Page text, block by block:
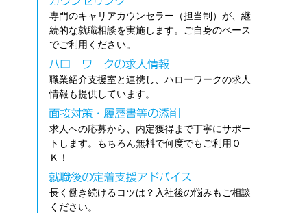
専門のキャリアカウンセラー（担当制）が、継
続的な就職相談を実施します。ご自身のペース
でご利用ください。
職業紹介支援室と連携し、ハローワークの求人
情報も提供しています。
求人への応募から、内定獲得まで丁寧にサポー
トします。もちろん無料で何度でもご利用Ｏ
Ｋ！
長く働き続けるコツは？入社後の悩みもご相談
ください。